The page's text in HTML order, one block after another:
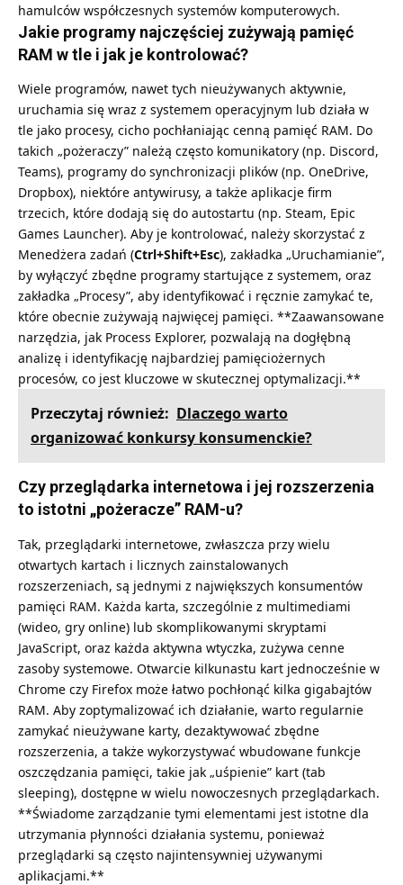
hamulców współczesnych systemów komputerowych.
Jakie programy najczęściej zużywają pamięć
RAM w tle i jak je kontrolować?
Wiele programów, nawet tych nieużywanych aktywnie,
uruchamia się wraz z systemem operacyjnym lub działa w
tle jako procesy, cicho pochłaniając cenną pamięć RAM. Do
takich „pożeraczy” należą często komunikatory (np. Discord,
Teams), programy do synchronizacji plików (np. OneDrive,
Dropbox), niektóre antywirusy, a także aplikacje firm
trzecich, które dodają się do autostartu (np. Steam, Epic
Games Launcher). Aby je kontrolować, należy skorzystać z
Menedżera zadań (Ctrl+Shift+Esc), zakładka „Uruchamianie”,
by wyłączyć zbędne programy startujące z systemem, oraz
zakładka „Procesy”, aby identyfikować i ręcznie zamykać te,
które obecnie zużywają najwięcej pamięci. **Zaawansowane
narzędzia, jak Process Explorer, pozwalają na dogłębną
analizę i identyfikację najbardziej pamięciożernych
procesów, co jest kluczowe w skutecznej optymalizacji.**
Przeczytaj również: Dlaczego warto
organizować konkursy konsumenckie?
Czy przeglądarka internetowa i jej rozszerzenia
to istotni „pożeracze” RAM-u?
Tak, przeglądarki internetowe, zwłaszcza przy wielu
otwartych kartach i licznych zainstalowanych
rozszerzeniach, są jednymi z największych konsumentów
pamięci RAM. Każda karta, szczególnie z multimediami
(wideo, gry online) lub skomplikowanymi skryptami
JavaScript, oraz każda aktywna wtyczka, zużywa cenne
zasoby systemowe. Otwarcie kilkunastu kart jednocześnie w
Chrome czy Firefox może łatwo pochłonąć kilka gigabajtów
RAM. Aby zoptymalizować ich działanie, warto regularnie
zamykać nieużywane karty, dezaktywować zbędne
rozszerzenia, a także wykorzystywać wbudowane funkcje
oszczędzania pamięci, takie jak „uśpienie” kart (tab
sleeping), dostępne w wielu nowoczesnych przeglądarkach.
**Świadome zarządzanie tymi elementami jest istotne dla
utrzymania płynności działania systemu, ponieważ
przeglądarki są często najintensywniej używanymi
aplikacjami.**